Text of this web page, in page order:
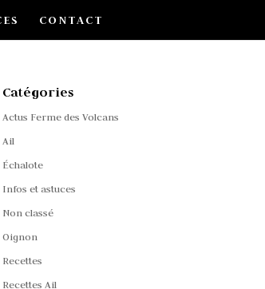
CONTACT
Catégories
Actus Ferme des Volcans
Ail
Échalote
Infos et astuces
Non classé
Oignon
Recettes
Recettes Ail